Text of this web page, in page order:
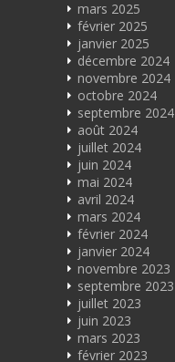
mars 2025
février 2025
janvier 2025
décembre 2024
novembre 2024
octobre 2024
septembre 2024
août 2024
juillet 2024
juin 2024
mai 2024
avril 2024
mars 2024
février 2024
janvier 2024
novembre 2023
septembre 2023
juillet 2023
juin 2023
mars 2023
février 2023